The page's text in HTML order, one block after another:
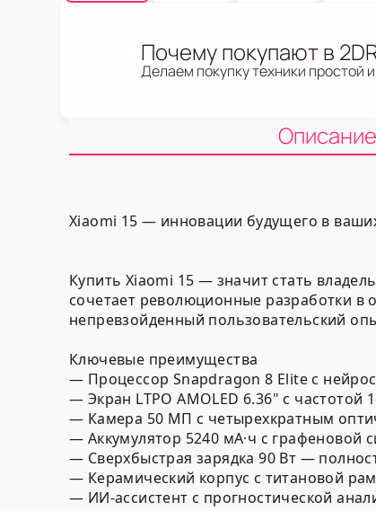
Почему покупают в
Делаем покупку техники простой
Описание
Xiaomi 15 — инновации будущего в
Купить Xiaomi 15 — значит стать
сочетает революционные разработки в
непревзойденный пользовательский
Ключевые преимущества
— Процессор Snapdragon 8 Elite с
— Экран LTPO AMOLED 6.36" с
— Камера 50 МП с четырехкратным
— Аккумулятор 5240 мА·ч с графеновой
— Сверхбыстрая зарядка 90 Вт —
— Керамический корпус с титановой
— ИИ-ассистент с прогностической